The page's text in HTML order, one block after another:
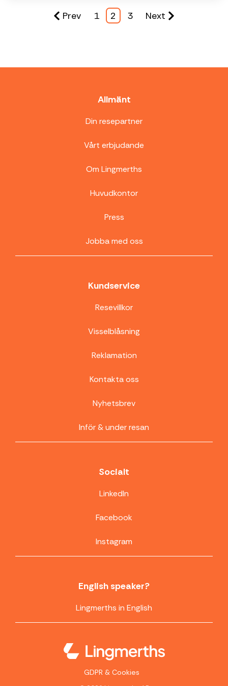
Prev 1 2 3 Next
Allmänt
Din resepartner
Vårt erbjudande
Om Lingmerths
Huvudkontor
Press
Jobba med oss
Kundservice
Resevillkor
Visselblåsning
Reklamation
Kontakta oss
Nyhetsbrev
Inför & under resan
Socialt
LinkedIn
Facebook
Instagram
English speaker?
Lingmerths in English
GDPR & Cookies